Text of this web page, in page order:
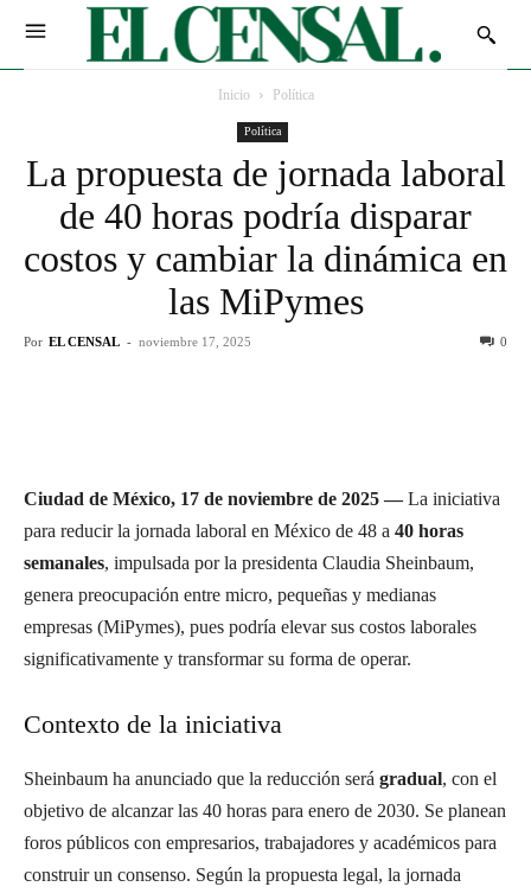
Inicio Política
Política
La propuesta de jornada laboral
de 40 horas podría disparar
costos y cambiar la dinámica en
las MiPymes
Por EL CENSAL - noviembre 17, 2025 0
Ciudad de México, 17 de noviembre de 2025 —La iniciativa
para reducir la jornada laboral en México de 48 a 40 horas
semanales, impulsada por la presidenta Claudia Sheinbaum,
genera preocupación entre micro, pequeñas y medianas
empresas (MiPymes), pues podría elevar sus costos laborales
significativamente y transformar su forma de operar.
Contexto de la iniciativa
Sheinbaum ha anunciado que la reducción será gradual, con el
objetivo de alcanzar las 40 horas para enero de 2030. Se planean
foros públicos con empresarios, trabajadores y académicos para
construir un consenso. Según la propuesta legal, la jornada